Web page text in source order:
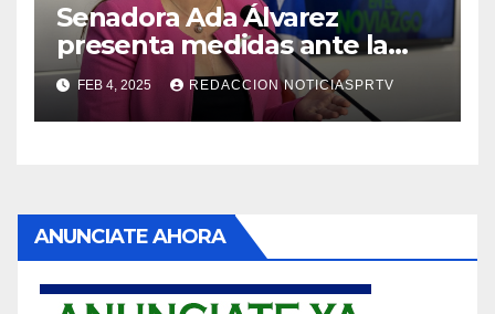
Senadora Ada Álvarez
presenta medidas ante la
violencia en el noviazgo
FEB 4, 2025 REDACCION NOTICIASPRTV
ANUNCIATE AHORA